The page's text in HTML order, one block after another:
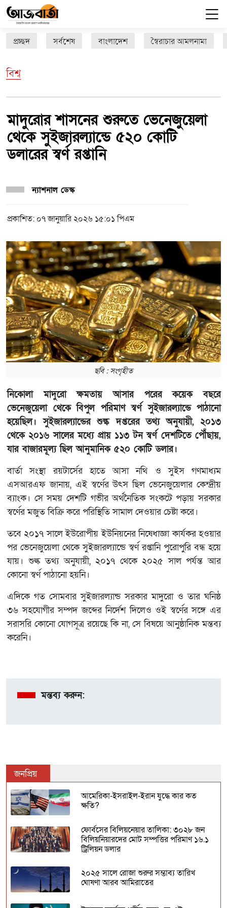
প্রচ্ছদ সর্বশেষ বাংলাদেশ স্বৈরাচার আমলনামা
বিশ্ব
মাদুরোর শাসনের শুরুতে ভেনেজুয়েলা
থেকে সুইজারল্যান্ডে ৫২০ কোটি
ডলারের স্বর্ণ রপ্তানি
ন্যাশনাল ডেস্ক
প্রকাশিত: ০৭ জানুয়ারি ২০২৬ ১৫:০১ পিএম
ছবি : সংগৃহীত
নিকোলা মাদুরো ক্ষমতায় আসার পরের কয়েক বছরে
ভেনেজুয়েলা থেকে বিপুল পরিমাণ স্বর্ণ সুইজারল্যান্ডে পাঠানো
হয়েছিল। সুইজারল্যান্ডের শুল্ক দপ্তরের তথ্য অনুযায়ী, ২০১৩
থেকে ২০১৬ সালের মধ্যে প্রায় ১১৩ টন স্বর্ণ দেশটিতে পৌঁছায়,
যার বাজারমূল্য ছিল আনুমানিক ৫২০ কোটি ডলার।
বার্তা সংস্থা রয়টার্সের হাতে আসা নথি ও সুইস গণমাধ্যম
এসআরএফ জানায়, এই স্বর্ণের উৎস ছিল ভেনেজুয়েলার কেন্দ্রীয়
ব্যাংক। সে সময় দেশটি গভীর অর্থনৈতিক সংকটে পড়ায় সরকার
স্বর্ণের মজুত বিক্রি করে পরিস্থিতি সামাল দেওয়ার চেষ্টা করে।
তবে ২০১৭ সালে ইউরোপীয় ইউনিয়নের নিষেধাজ্ঞা কার্যকর হওয়ার
পর ভেনেজুয়েলা থেকে সুইজারল্যান্ডে স্বর্ণ রপ্তানি পুরোপুরি বন্ধ হয়ে
যায়। শুল্ক তথ্য অনুযায়ী, ২০১৭ থেকে ২০২৫ সাল পর্যন্ত আর
কোনো স্বর্ণ পাঠানো হয়নি।
এদিকে গত সোমবার সুইজারল্যান্ড সরকার মাদুরো ও তার ঘনিষ্ঠ
৩৬ সহযোগীর সম্পদ জব্দের নির্দেশ দিলেও ওই স্বর্ণের সঙ্গে এর
সরাসরি কোনো যোগসূত্র রয়েছে কি না, সে বিষয়ে আনুষ্ঠানিক মন্তব্য
করেনি।
মন্তব্য করুন:
জনপ্রিয়
আমেরিকা-ইসরাইল-ইরান যুদ্ধে কার কত
ক্ষতি?
ফোর্বসের বিলিয়নেয়ার তালিকা: ৩০২৮ জন
বিলিয়নিয়ারদের মোট সম্পত্তির পরিমাণ ১৬.১
ট্রিলিয়ন ডলার
২০২৫ সালে রোজা শুরুর সম্ভাব্য তারিখ
ঘোষণা আরব আমিরাতের